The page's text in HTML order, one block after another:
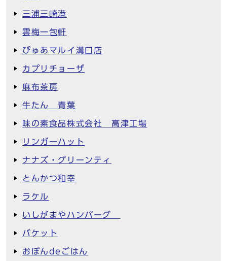
三浦三崎港
雲梅一包軒
ぴゅあマルイ溝口店
カプリチョーザ
麻布茶房
牛たん 青葉
味の素食品株式会社 高津工場
リンガーハット
ナナズ・グリーンティ
とんかつ和幸
ラケル
いしがまやハンバーグ
バケット
おぼんdeごはん